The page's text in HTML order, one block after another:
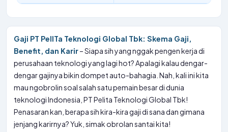
Gaji PT PelITa Teknologi Global Tbk: Skema Gaji,
Benefit, dan Karir– Siapa sih yang nggak pengen kerja di
perusahaan teknologi yang lagi hot? Apalagi kalau dengar-
dengar gajinya bikin dompet auto-bahagia. Nah, kali ini kita
mau ngobrolin soal salah satu pemain besar di dunia
teknologi Indonesia, PT Pelita Teknologi Global Tbk!
Penasaran kan, berapa sih kira-kira gaji di sana dan gimana
jenjang karirnya? Yuk, simak obrolan santai kita!